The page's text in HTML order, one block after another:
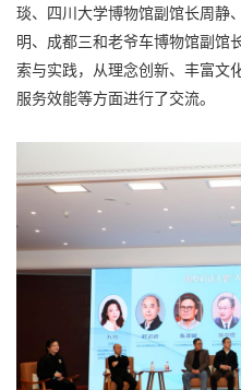
琰、四川大学博物馆副馆长周静
明、成都三和老爷车博物馆副馆
索与实践，从理念创新、丰富文
服务效能等方面进行了交流。